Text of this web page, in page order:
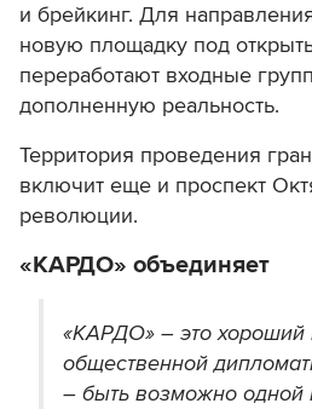
и брейкинг. Для
новую площадку под
переработают входные
дополненную реальность.
Территория проведения
включит еще и проспект
революции.
«КАРДО» объединяет
«КАРДО» – это хороший
общественной
– быть возможно одной